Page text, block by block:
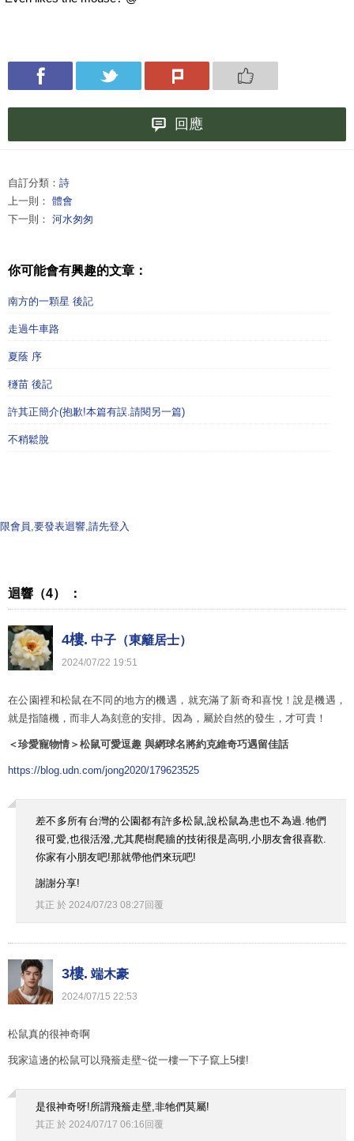
回應
自訂分類： 詩
上一則： 體會
下一則： 河水匆匆
你可能會有興趣的文章：
南方的一顆星 後記
走過牛車路
夏蔭 序
穟苗 後記
許其正簡介(抱歉!本篇有誤.請閱另一篇)
不稍鬆脫
限會員,要發表迴響,請先登入
迴響（4） ：
4樓. 中子（東籬居士）
2024/07/22 19:51
在公園裡和松鼠在不同的地方的機遇，就充滿了新奇和喜悅！說是機遇，
就是指隨機，而非人為刻意的安排。因為，屬於自然的發生，才可貴！
＜珍愛寵物情＞松鼠可愛逗趣 與網球名將約克維奇巧遇留佳話
https://blog.udn.com/jong2020/179623525
差不多所有台灣的公園都有許多松鼠,說松鼠為患也不為過.牠們
很可愛,也很活潑,尤其爬樹爬牆的技術很是高明,小朋友會很喜歡.
你家有小朋友吧!那就帶他們來玩吧!
謝謝分享!
其正 於 2024/07/23 08:27 回覆
3樓. 端木豪
2024/07/15 22:53
松鼠真的很神奇啊
我家這邊的松鼠可以飛簷走壁~從一樓一下子竄上5樓!
是很神奇呀!所謂飛簷走壁,非牠們莫屬!
其正 於 2024/07/17 06:16 回覆